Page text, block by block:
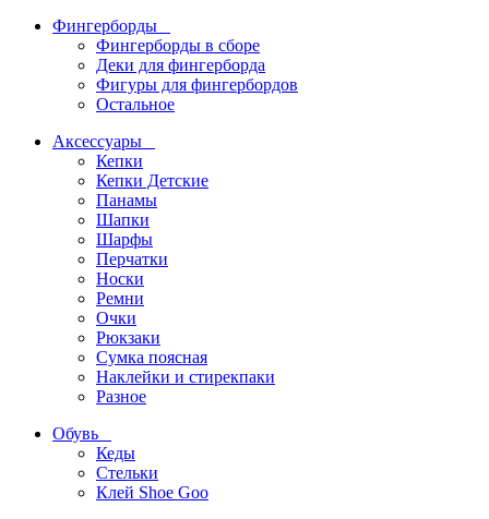
Фингерборды
Фингерборды в сборе
Деки для фингерборда
Фигуры для фингербордов
Остальное
Аксессуары
Кепки
Кепки Детские
Панамы
Шапки
Шарфы
Перчатки
Носки
Ремни
Очки
Рюкзаки
Сумка поясная
Наклейки и стирекпаки
Разное
Обувь
Кеды
Стельки
Клей Shoe Goo